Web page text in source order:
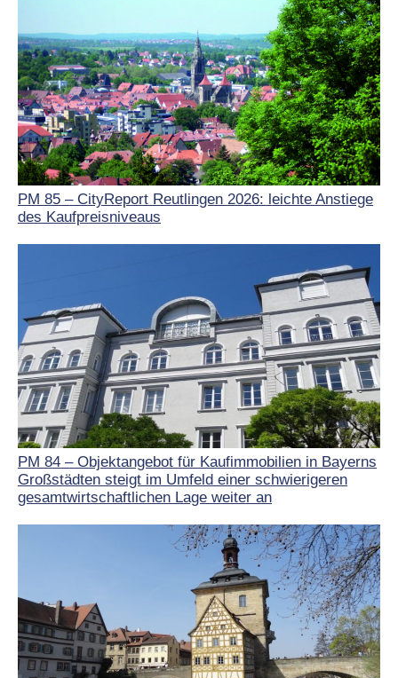
PM 85 – CityReport Reutlingen 2026: leichte Anstiege
des Kaufpreisniveaus
PM 84 – Objektangebot für Kaufimmobilien in Bayerns
Großstädten steigt im Umfeld einer schwierigeren
gesamtwirtschaftlichen Lage weiter an